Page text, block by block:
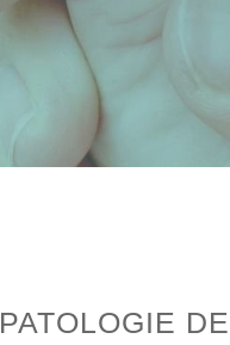
PATOLOGIE